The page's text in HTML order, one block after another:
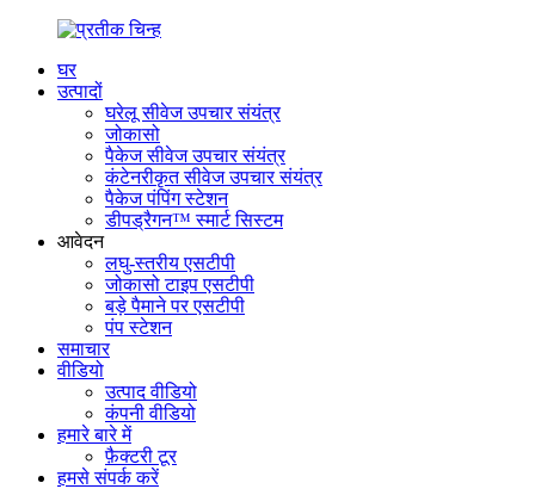
घर
उत्पादों
घरेलू सीवेज उपचार संयंत्र
जोकासो
पैकेज सीवेज उपचार संयंत्र
कंटेनरीकृत सीवेज उपचार संयंत्र
पैकेज पंपिंग स्टेशन
डीपड्रैगन™ स्मार्ट सिस्टम
आवेदन
लघु-स्तरीय एसटीपी
जोकासो टाइप एसटीपी
बड़े पैमाने पर एसटीपी
पंप स्टेशन
समाचार
वीडियो
उत्पाद वीडियो
कंपनी वीडियो
हमारे बारे में
फ़ैक्टरी टूर
हमसे संपर्क करें